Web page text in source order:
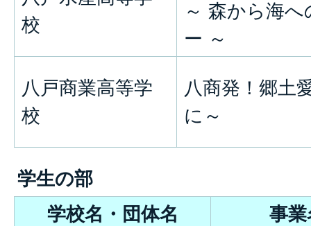
校
～ 森から海
ー ～
八戸商業高等学
校
八商発！郷土
に～
学生の部
学校名・団体名
事業